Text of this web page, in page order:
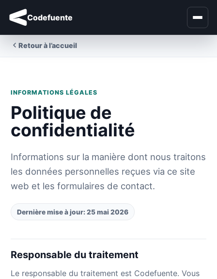
Codefuente
Retour à l’accueil
INFORMATIONS LÉGALES
Politique de
confidentialité
Informations sur la manière dont nous traitons
les données personnelles reçues via ce site
web et les formulaires de contact.
Dernière mise à jour: 25 mai 2026
Responsable du traitement
Le responsable du traitement est Codefuente. Vous